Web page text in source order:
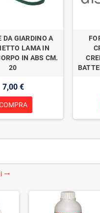
DA GIARDINO A
LAMA IN
IN ABS CM.
20
7,00 €
trending_flat